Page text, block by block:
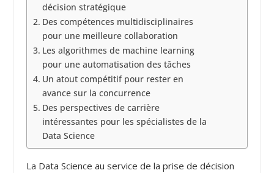
décision stratégique
Des compétences multidisciplinaires
pour une meilleure collaboration
Les algorithmes de machine learning
pour une automatisation des tâches
Un atout compétitif pour rester en
avance sur la concurrence
Des perspectives de carrière
intéressantes pour les spécialistes de la
Data Science
La Data Science au service de la prise de décision